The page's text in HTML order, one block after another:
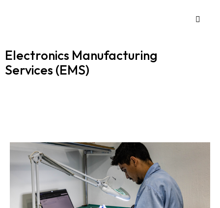
Electronics Manufacturing
Services (EMS)